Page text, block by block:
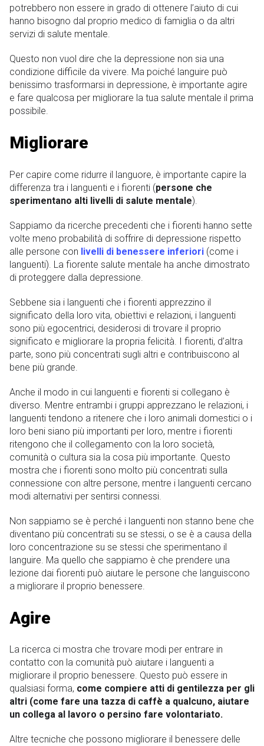
potrebbero non essere in grado di ottenere l’aiuto di cui
hanno bisogno dal proprio medico di famiglia o da altri
servizi di salute mentale.
Questo non vuol dire che la depressione non sia una
condizione difficile da vivere. Ma poiché languire può
benissimo trasformarsi in depressione, è importante agire
e fare qualcosa per migliorare la tua salute mentale il prima
possibile.
Migliorare
Per capire come ridurre il languore, è importante capire la
differenza tra i languenti e i fiorenti (persone che
sperimentano alti livelli di salute mentale).
Sappiamo da ricerche precedenti che i fiorenti hanno sette
volte meno probabilità di soffrire di depressione rispetto
alle persone con livelli di benessere inferiori (come i
languenti). La fiorente salute mentale ha anche dimostrato
di proteggere dalla depressione.
Sebbene sia i languenti che i fiorenti apprezzino il
significato della loro vita, obiettivi e relazioni, i languenti
sono più egocentrici, desiderosi di trovare il proprio
significato e migliorare la propria felicità. I fiorenti, d’altra
parte, sono più concentrati sugli altri e contribuiscono al
bene più grande.
Anche il modo in cui languenti e fiorenti si collegano è
diverso. Mentre entrambi i gruppi apprezzano le relazioni, i
languenti tendono a ritenere che i loro animali domestici o i
loro beni siano più importanti per loro, mentre i fiorenti
ritengono che il collegamento con la loro società,
comunità o cultura sia la cosa più importante. Questo
mostra che i fiorenti sono molto più concentrati sulla
connessione con altre persone, mentre i languenti cercano
modi alternativi per sentirsi connessi.
Non sappiamo se è perché i languenti non stanno bene che
diventano più concentrati su se stessi, o se è a causa della
loro concentrazione su se stessi che sperimentano il
languire. Ma quello che sappiamo è che prendere una
lezione dai fiorenti può aiutare le persone che languiscono
a migliorare il proprio benessere.
Agire
La ricerca ci mostra che trovare modi per entrare in
contatto con la comunità può aiutare i languenti a
migliorare il proprio benessere. Questo può essere in
qualsiasi forma, come compiere atti di gentilezza per gli
altri (come fare una tazza di caffè a qualcuno, aiutare
un collega al lavoro o persino fare volontariato.
Altre tecniche che possono migliorare il benessere delle